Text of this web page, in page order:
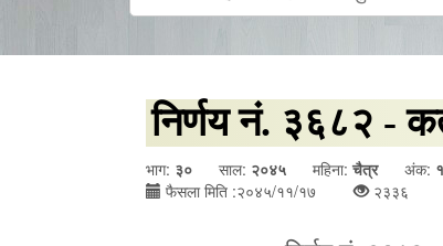
निर्णय नं. ३६८२ -
भाग: ३० साल: २०४५ महिना:चैत्र अंक:
फैसला मिति :२०४५/११/१७
२३३६